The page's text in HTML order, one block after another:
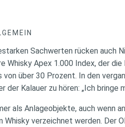
Sachwerten rücken auch
Whisky Apex 1.000 Index, der
über 30 Prozent. In den
Kalauer zu hören: „Ich bringe
als Anlageobjekte, auch wenn
Whisky verzeichnet werden. Der